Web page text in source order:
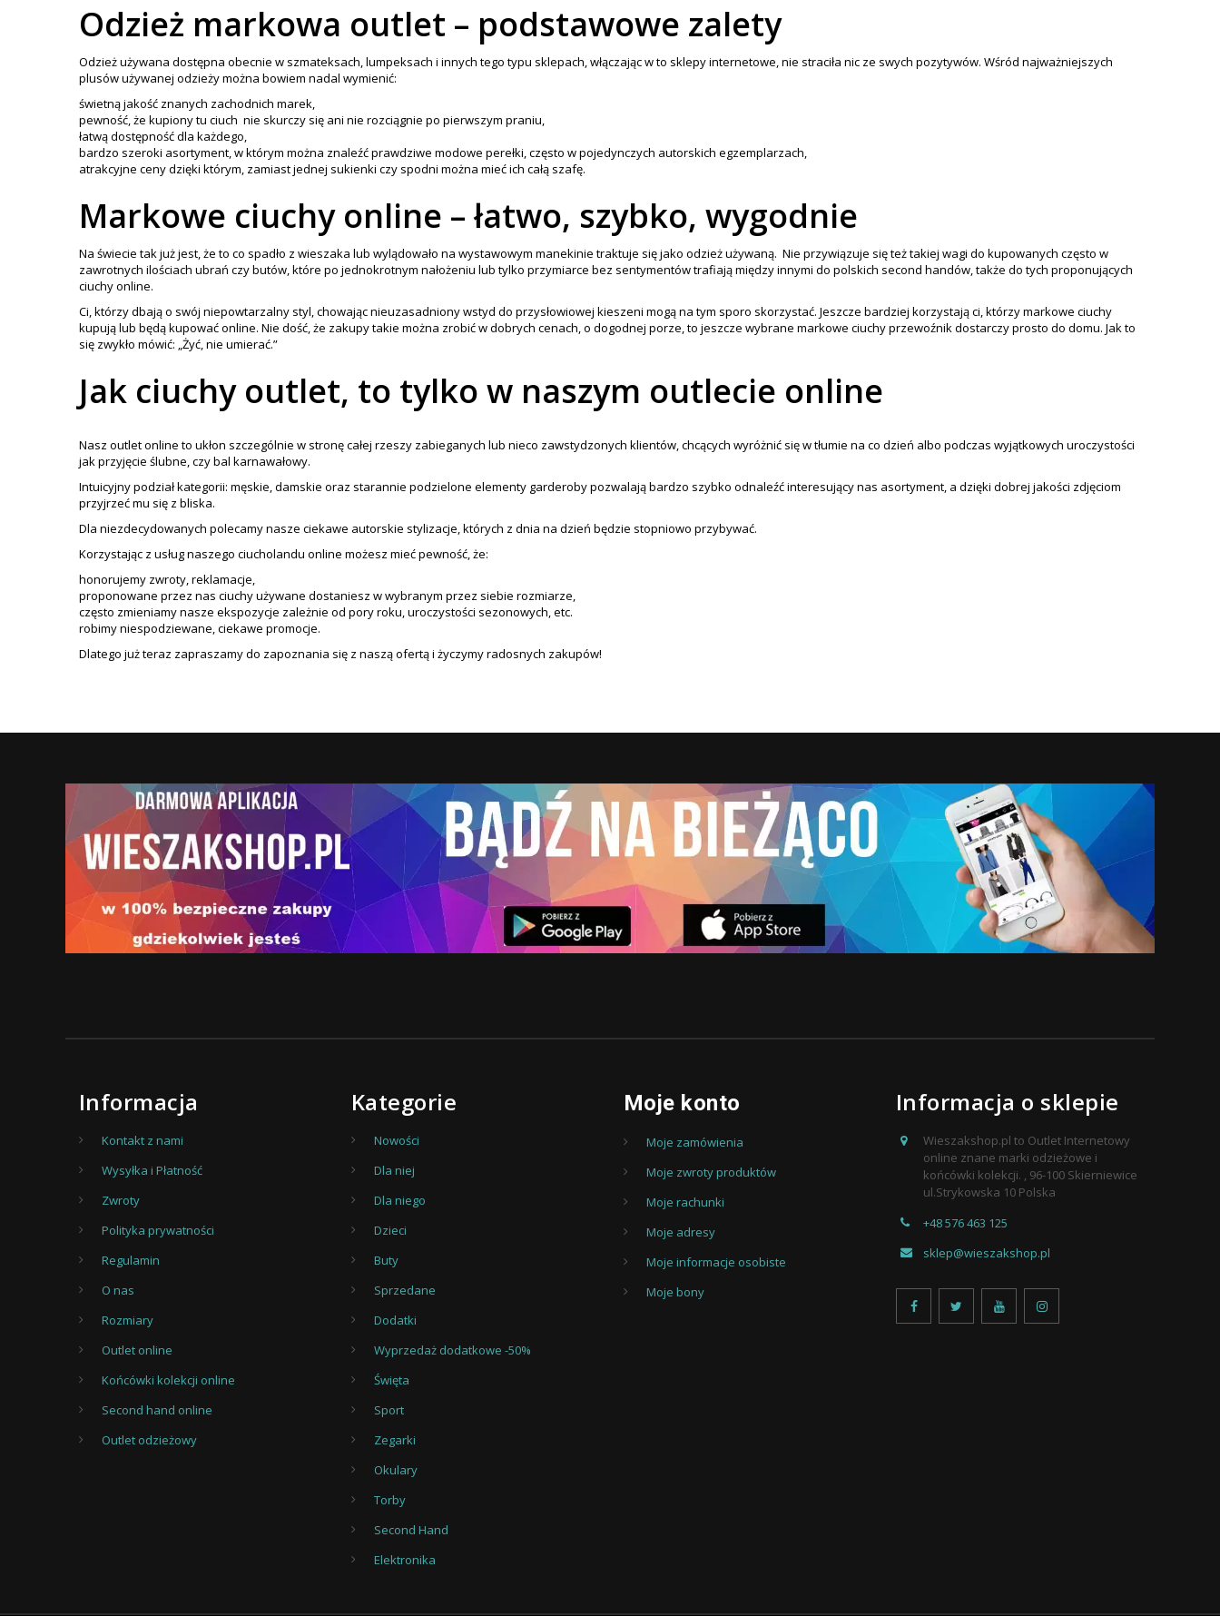
Odzież markowa outlet – podstawowe zalety
Odzież używana dostępna obecnie w szmateksach, lumpeksach i innych tego typu sklepach, włączając w to sklepy internetowe, nie straciła nic ze swych pozytywów. Wśród najważniejszych
plusów używanej odzieży można bowiem nadal wymienić:
świetną jakość znanych zachodnich marek,
pewność, że kupiony tu ciuch nie skurczy się ani nie rozciągnie po pierwszym praniu,
łatwą dostępność dla każdego,
bardzo szeroki asortyment, w którym można znaleźć prawdziwe modowe perełki, często w pojedynczych autorskich egzemplarzach,
atrakcyjne ceny dzięki którym, zamiast jednej sukienki czy spodni można mieć ich całą szafę.
Markowe ciuchy online – łatwo, szybko, wygodnie
Na świecie tak już jest, że to co spadło z wieszaka lub wylądowało na wystawowym manekinie traktuje się jako odzież używaną. Nie przywiązuje się też takiej wagi do kupowanych często w
zawrotnych ilościach ubrań czy butów, które po jednokrotnym nałożeniu lub tylko przymiarce bez sentymentów trafiają między innymi do polskich second handów, także do tych proponujących
ciuchy online.
Ci, którzy dbają o swój niepowtarzalny styl, chowając nieuzasadniony wstyd do przysłowiowej kieszeni mogą na tym sporo skorzystać. Jeszcze bardziej korzystają ci, którzy markowe ciuchy
kupują lub będą kupować online. Nie dość, że zakupy takie można zrobić w dobrych cenach, o dogodnej porze, to jeszcze wybrane markowe ciuchy przewoźnik dostarczy prosto do domu. Jak to
się zwykło mówić: „Żyć, nie umierać.”
Jak ciuchy outlet, to tylko w naszym outlecie online
Nasz outlet online to ukłon szczególnie w stronę całej rzeszy zabieganych lub nieco zawstydzonych klientów, chcących wyróżnić się w tłumie na co dzień albo podczas wyjątkowych uroczystości
jak przyjęcie ślubne, czy bal karnawałowy.
Intuicyjny podział kategorii: męskie,damskie oraz starannie podzielone elementy garderoby pozwalają bardzo szybko odnaleźć interesujący nas asortyment, a dzięki dobrej jakości zdjęciom
przyjrzeć mu się z bliska.
Dla niezdecydowanych polecamy nasze ciekawe autorskie stylizacje, których z dnia na dzień będzie stopniowo przybywać.
Korzystając z usług naszego ciucholandu online możesz mieć pewność, że:
honorujemy zwroty, reklamacje,
proponowane przez nas ciuchy używane dostaniesz w wybranym przez siebie rozmiarze,
często zmieniamy nasze ekspozycje zależnie od pory roku, uroczystości sezonowych, etc.
robimy niespodziewane, ciekawe promocje.
Dlatego już teraz zapraszamy do zapoznania się z naszą ofertą i życzymy radosnych zakupów!
Informacja
Kontakt z nami
Wysyłka i Płatność
Zwroty
Polityka prywatności
Regulamin
O nas
Rozmiary
Outlet online
Końcówki kolekcji online
Second hand online
Outlet odzieżowy
Kategorie
Nowości
Dla niej
Dla niego
Dzieci
Buty
Sprzedane
Dodatki
Wyprzedaż dodatkowe -50%
Święta
Sport
Zegarki
Okulary
Torby
Second Hand
Elektronika
Moje konto
Moje zamówienia
Moje zwroty produktów
Moje rachunki
Moje adresy
Moje informacje osobiste
Moje bony
Informacja o sklepie
Wieszakshop.pl to Outlet Internetowy
online znane marki odzieżowe i
końcówki kolekcji. , 96-100 Skierniewice
ul.Strykowska 10 Polska
+48 576 463 125
sklep@wieszakshop.pl